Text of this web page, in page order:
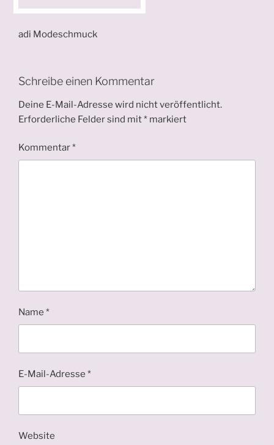
adi Modeschmuck
Schreibe einen Kommentar
Deine E-Mail-Adresse wird nicht veröffentlicht.
Erforderliche Felder sind mit* markiert
Kommentar*
Name *
E-Mail-Adresse *
Website